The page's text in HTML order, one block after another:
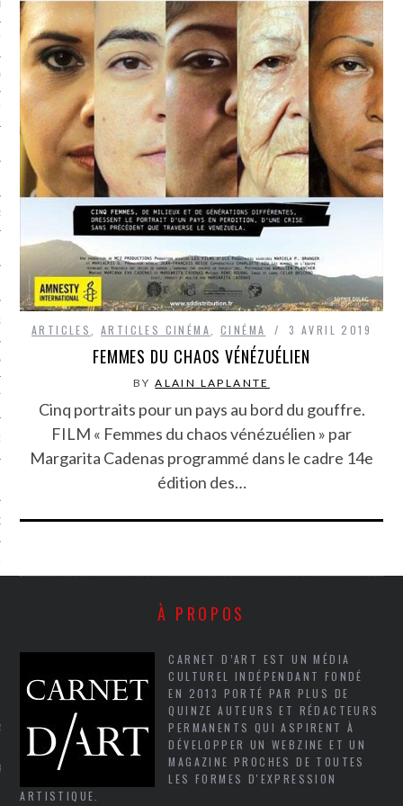
BONHEUR
GUERRE
EN VOD
ARTICLES ,ARTICLES CINÉMA CINÉMA 3 AVRIL 2019
FEMMES DU CHAOS VÉNÉZUÉLIEN
BYALAIN LAPLANTE
Cinq portraits pour un pays au bord du gouffre.
FILM « Femmes du chaos vénézuélien » par
Margarita Cadenas programmé dans le cadre 14e
édition des…
À PROPOS
CARNET D’ART EST UN MÉDIA
CULTUREL INDÉPENDANT FONDÉ
EN 2013 PORTÉ PAR PLUS DE
QUINZE AUTEURS ET RÉDACTEURS
PERMANENTS QUI ASPIRENT À
DÉVELOPPER UN WEBZINE ET UN
MAGAZINE PROCHES DE TOUTES
LES FORMES D'EXPRESSION
ARTISTIQUE.